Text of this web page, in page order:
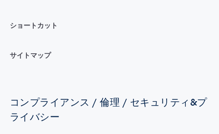
ショートカット
サイトマップ
コンプライアンス / 倫理 / セキュリティ&プ
ライバシー